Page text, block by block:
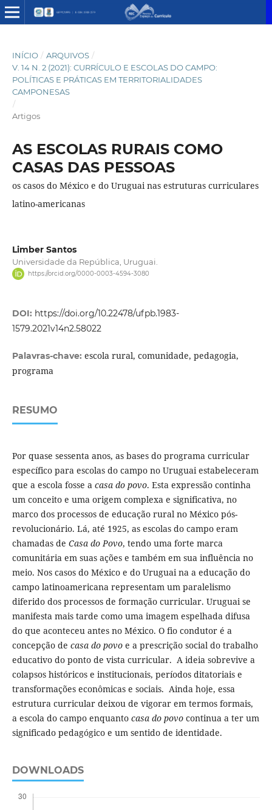
INÍCIO / ARQUIVOS /
V. 14 N. 2 (2021): CURRÍCULO E ESCOLAS DO CAMPO:
POLÍTICAS E PRÁTICAS EM TERRITORIALIDADES
CAMPONESAS
/
Artigos
AS ESCOLAS RURAIS COMO
CASAS DAS PESSOAS
os casos do México e do Uruguai nas estruturas curriculares
latino-americanas
Limber Santos
Universidade da República, Uruguai.
https://orcid.org/0000-0003-4594-3080
DOI: https://doi.org/10.22478/ufpb.1983-
1579.2021v14n2.58022
Palavras-chave: escola rural, comunidade, pedagogia,
programa
RESUMO
Por quase sessenta anos, as bases do programa curricular
específico para escolas do campo no Uruguai estabeleceram
que a escola fosse a casa do povo. Esta expressão continha
um conceito e uma origem complexa e significativa, no
marco dos processos de educação rural no México pós-
revolucionário. Lá, até 1925, as escolas do campo eram
chamadas de Casa do Povo, tendo uma forte marca
comunitária em suas ações e também em sua influência no
meio. Nos casos do México e do Uruguai na a educação do
campo latinoamericana representam um paralelismo
diferido dos processos de formação curricular. Uruguai se
manifesta mais tarde como uma imagem espelhada difusa
do que aconteceu antes no México. O fio condutor é a
concepção de casa do povoe a prescrição social do trabalho
educativo do ponto de vista curricular. A ideia sobrevive a
colapsos históricos e institucionais, períodos ditatoriais e
transformações econômicas e sociais. Ainda hoje, essa
estrutura curricular deixou de vigorar em termos formais,
a escola do campo enquanto casa do povocontinua a ter um
significado pedagógico e um sentido de identidade.
DOWNLOADS